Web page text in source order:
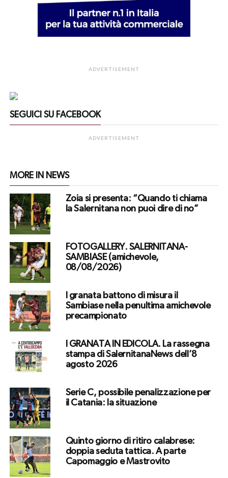
ADVERTISEMENT
SEGUICI SU FACEBOOK
ADVERTISEMENT
MORE IN NEWS
Zoia si presenta: “Quando ti chiama
la Salernitana non puoi dire di no”
FOTOGALLERY. SALERNITANA-
SAMBIASE (amichevole,
08/08/2026)
I granata battono di misura il
Sambiase nella penultima amichevole
precampionato
I GRANATA IN EDICOLA. La rassegna
stampa di SalernitanaNews dell’8
agosto 2026
Serie C, possibile penalizzazione per
il Catania: la situazione
Quinto giorno di ritiro calabrese:
doppia seduta tattica. A parte
Capomaggio e Mastrovito